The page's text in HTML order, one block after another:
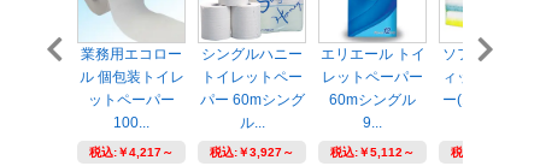
業務用エコロー
ル 個包装トイレ
ットペーパー
100...
税込:￥4,217～
シングルハニー
トイレットペー
パー 60mシング
ル...
税込:￥3,927～
エリエール トイ
レットペーパー
60mシングル
9...
税込:￥5,112～
ソフトパック
ィッシュペー
ー(1ケース90
税込: